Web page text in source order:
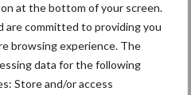
at the bottom of your screen.
are committed to providing you
browsing experience. The
data for the following
Store and/or access
Partner nieuws